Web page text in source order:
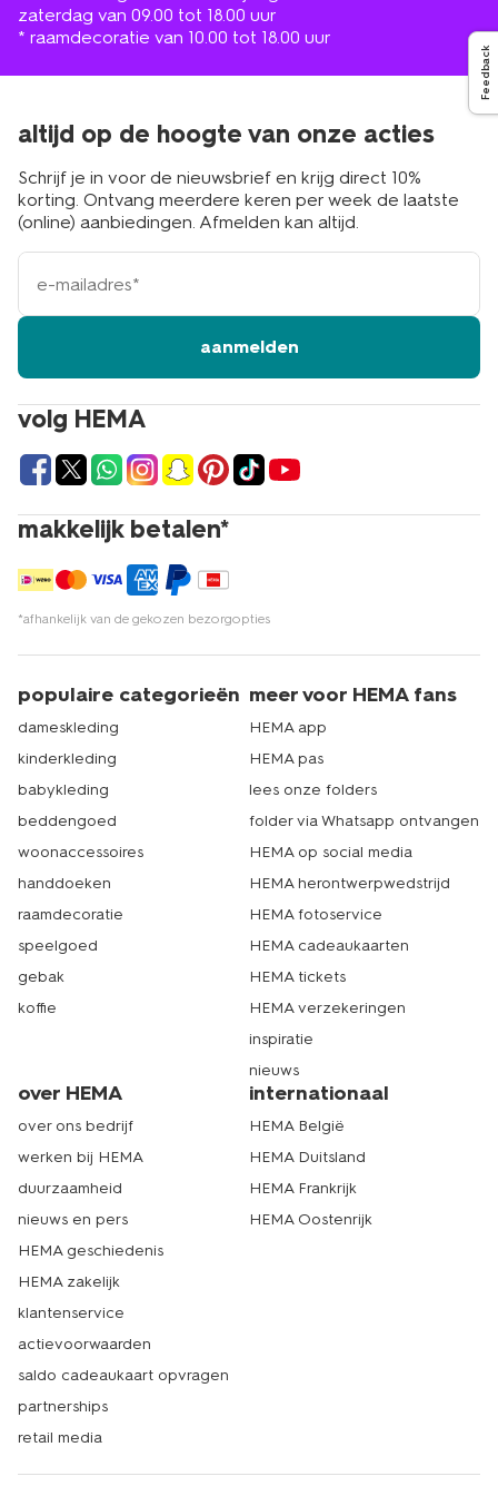
zaterdag van 09.00 tot 18.00 uur
* raamdecoratie van 10.00 tot 18.00 uur
volg HEMA
makkelijk betalen*
*afhankelijk van de gekozen bezorgopties
altijd op de hoogte van onze acties
Schrijf je in voor de nieuwsbrief en krijg direct 10%
korting. Ontvang meerdere keren per week de laatste
(online) aanbiedingen. Afmelden kan altijd.
e-
mailadres
aanmelden
populaire categorieën
dameskleding
kinderkleding
babykleding
beddengoed
woonaccessoires
handdoeken
raamdecoratie
speelgoed
gebak
koffie
meer voor HEMA fans
HEMA app
HEMA pas
lees onze folders
folder via Whatsapp ontvangen
HEMA op social media
HEMA herontwerpwedstrijd
HEMA fotoservice
HEMA cadeaukaarten
HEMA tickets
HEMA verzekeringen
inspiratie
nieuws
over HEMA
over ons bedrijf
werken bij HEMA
duurzaamheid
nieuws en pers
HEMA geschiedenis
HEMA zakelijk
klantenservice
actievoorwaarden
saldo cadeaukaart opvragen
partnerships
retail media
internationaal
HEMA België
HEMA Duitsland
HEMA Frankrijk
HEMA Oostenrijk
Feedback